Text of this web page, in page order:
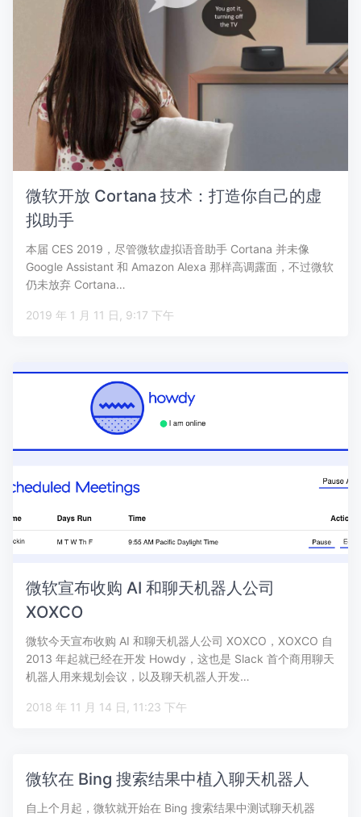
微软开放 Cortana 技术：打造你自己的虚
拟助手
本届 CES 2019，尽管微软虚拟语音助手 Cortana 并未像
Google Assistant 和 Amazon Alexa 那样高调露面，不过微软
仍未放弃 Cortana…
2019 年 1 月 11 日, 9:17 下午
微软宣布收购 AI 和聊天机器人公司
XOXCO
微软今天宣布收购 AI 和聊天机器人公司 XOXCO，XOXCO 自
2013 年起就已经在开发 Howdy，这也是 Slack 首个商用聊天
机器人用来规划会议，以及聊天机器人开发…
2018 年 11 月 14 日, 11:23 下午
微软在 Bing 搜索结果中植入聊天机器人
自上个月起，微软就开始在 Bing 搜索结果中测试聊天机器